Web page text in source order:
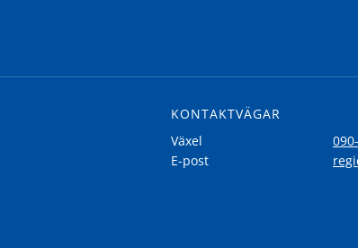
KONTAKTVÄGAR
Växel
E-post